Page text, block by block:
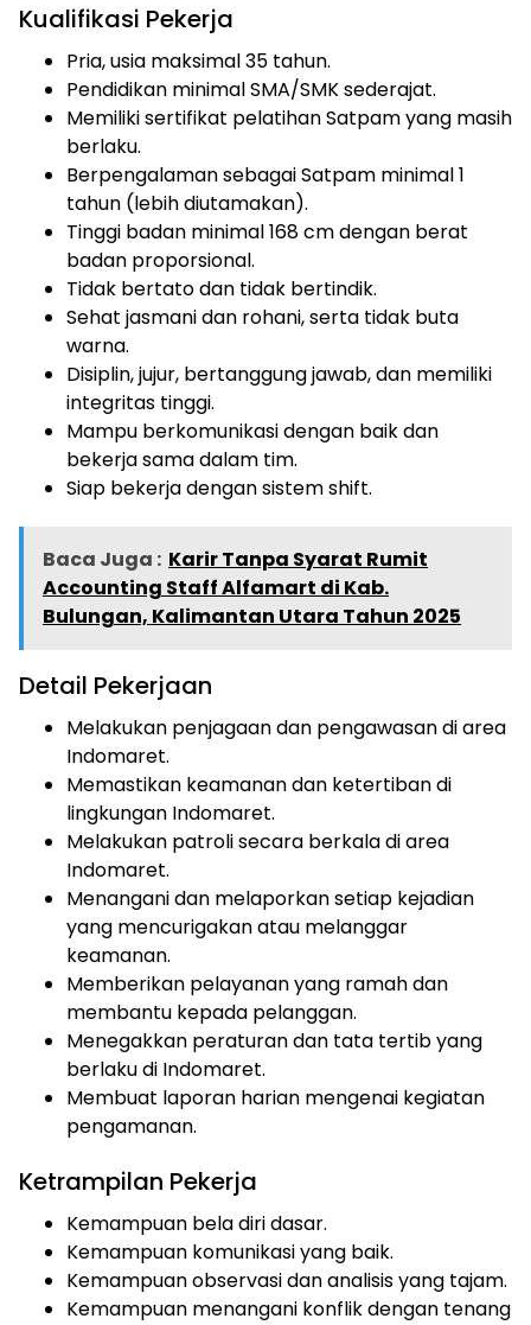
Kualifikasi Pekerja
Pria, usia maksimal 35 tahun.
Pendidikan minimal SMA/SMK sederajat.
Memiliki sertifikat pelatihan Satpam yang masih
berlaku.
Berpengalaman sebagai Satpam minimal 1
tahun (lebih diutamakan).
Tinggi badan minimal 168 cm dengan berat
badan proporsional.
Tidak bertato dan tidak bertindik.
Sehat jasmani dan rohani, serta tidak buta
warna.
Disiplin, jujur, bertanggung jawab, dan memiliki
integritas tinggi.
Mampu berkomunikasi dengan baik dan
bekerja sama dalam tim.
Siap bekerja dengan sistem shift.
Baca Juga : Karir Tanpa Syarat Rumit
Accounting Staff Alfamart di Kab.
Bulungan, Kalimantan Utara Tahun 2025
Detail Pekerjaan
Melakukan penjagaan dan pengawasan di area
Indomaret.
Memastikan keamanan dan ketertiban di
lingkungan Indomaret.
Melakukan patroli secara berkala di area
Indomaret.
Menangani dan melaporkan setiap kejadian
yang mencurigakan atau melanggar
keamanan.
Memberikan pelayanan yang ramah dan
membantu kepada pelanggan.
Menegakkan peraturan dan tata tertib yang
berlaku di Indomaret.
Membuat laporan harian mengenai kegiatan
pengamanan.
Ketrampilan Pekerja
Kemampuan bela diri dasar.
Kemampuan komunikasi yang baik.
Kemampuan observasi dan analisis yang tajam.
Kemampuan menangani konflik dengan tenang